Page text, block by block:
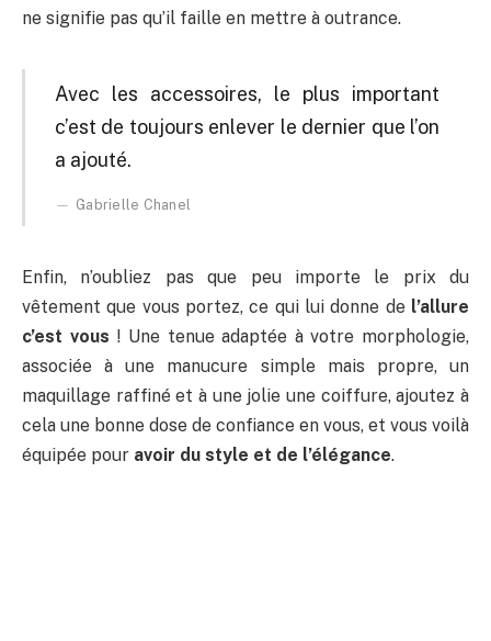
ne signifie pas qu’il faille en mettre à outrance.
Avec les accessoires, le plus important
c’est de toujours enlever le dernier que l’on
a ajouté.
Gabrielle Chanel
Enfin, n’oubliez pas que peu importe le prix du
vêtement que vous portez, ce qui lui donne de l’allure
c’est vous ! Une tenue adaptée à votre morphologie,
associée à une manucure simple mais propre, un
maquillage raffiné et à une jolie une coiffure, ajoutez à
cela une bonne dose de confiance en vous, et vous voilà
équipée pour avoir du style et de l’élégance.